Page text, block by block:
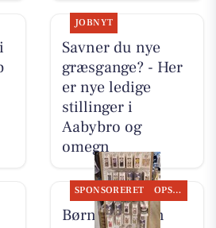
JOBNYT
Savner du nye
græsgange? - Her
er nye ledige
stillinger i
Aabybro og
omegn
SPONSORERET OPSLAGSTAVLEN
Børneshoppen